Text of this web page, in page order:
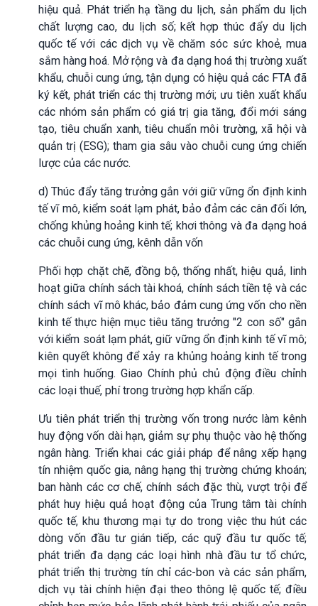
hiệu quả. Phát triển hạ tầng du lịch, sản phẩm du lịch
chất lượng cao, du lịch số; kết hợp thúc đẩy du lịch
quốc tế với các dịch vụ về chăm sóc sức khoẻ, mua
sắm hàng hoá. Mở rộng và đa dạng hoá thị trường xuất
khẩu, chuỗi cung ứng, tận dụng có hiệu quả các FTA đã
ký kết, phát triển các thị trường mới; ưu tiên xuất khẩu
các nhóm sản phẩm có giá trị gia tăng, đổi mới sáng
tạo, tiêu chuẩn xanh, tiêu chuẩn môi trường, xã hội và
quản trị (ESG); tham gia sâu vào chuỗi cung ứng chiến
lược của các nước.
d) Thúc đẩy tăng trưởng gắn với giữ vững ổn định kinh
tế vĩ mô, kiểm soát lạm phát, bảo đảm các cân đối lớn,
chống khủng hoảng kinh tế; khơi thông và đa dạng hoá
các chuỗi cung ứng, kênh dẫn vốn
Phối hợp chặt chẽ, đồng bộ, thống nhất, hiệu quả, linh
hoạt giữa chính sách tài khoá, chính sách tiền tệ và các
chính sách vĩ mô khác, bảo đảm cung ứng vốn cho nền
kinh tế thực hiện mục tiêu tăng trưởng "2 con số" gắn
với kiểm soát lạm phát, giữ vững ổn định kinh tế vĩ mô;
kiên quyết không để xảy ra khủng hoảng kinh tế trong
mọi tình huống. Giao Chính phủ chủ động điều chỉnh
các loại thuế, phí trong trường hợp khẩn cấp.
Ưu tiên phát triển thị trường vốn trong nước làm kênh
huy động vốn dài hạn, giảm sự phụ thuộc vào hệ thống
ngân hàng. Triển khai các giải pháp để nâng xếp hạng
tín nhiệm quốc gia, nâng hạng thị trường chứng khoán;
ban hành các cơ chế, chính sách đặc thù, vượt trội để
phát huy hiệu quả hoạt động của Trung tâm tài chính
quốc tế, khu thương mại tự do trong việc thu hút các
dòng vốn đầu tư gián tiếp, các quỹ đầu tư quốc tế;
phát triển đa dạng các loại hình nhà đầu tư tổ chức,
phát triển thị trường tín chỉ các-bon và các sản phẩm,
dịch vụ tài chính hiện đại theo thông lệ quốc tế; điều